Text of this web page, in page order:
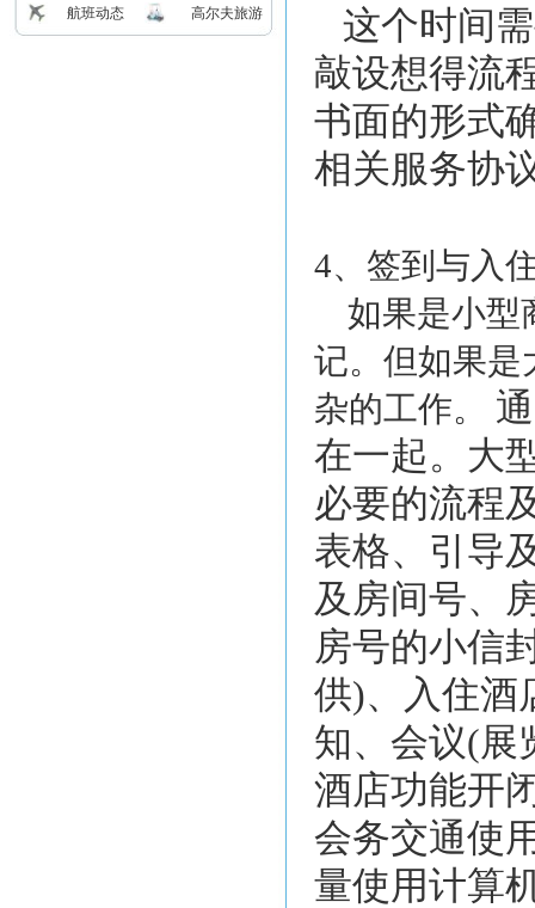
航班动态
高尔夫旅游
这个时间
敲设想得流
书面的形式
相关服务协
4、签到与入
如果是小型
记。但如果是
杂的工作。
在一起。大
必要的流程
表格、引导
及房间号、
房号的小信
供)、入住酒
知、会议(展
酒店功能开
会务交通使
量使用计算